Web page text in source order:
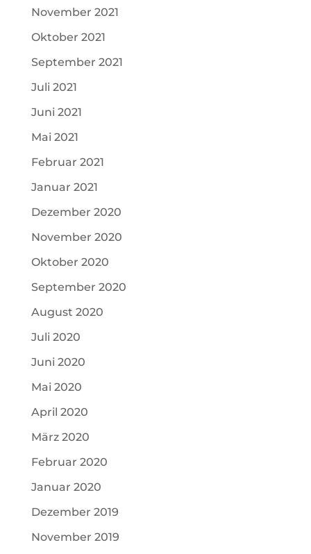
November 2021
Oktober 2021
September 2021
Juli 2021
Juni 2021
Mai 2021
Februar 2021
Januar 2021
Dezember 2020
November 2020
Oktober 2020
September 2020
August 2020
Juli 2020
Juni 2020
Mai 2020
April 2020
März 2020
Februar 2020
Januar 2020
Dezember 2019
November 2019